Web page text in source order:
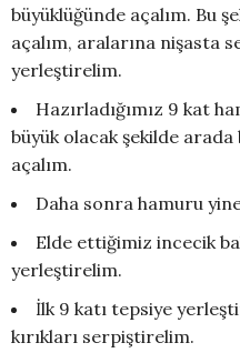
büyüklüğünde açalım. Bu
açalım, aralarına nişasta
yerleştirelim.
Hazırladığımız 9 kat
büyük olacak şekilde
açalım.
Daha sonra hamuru
Elde ettiğimiz incecik
yerleştirelim.
İlk 9 katı tepsiye
kırıkları serpiştirelim.